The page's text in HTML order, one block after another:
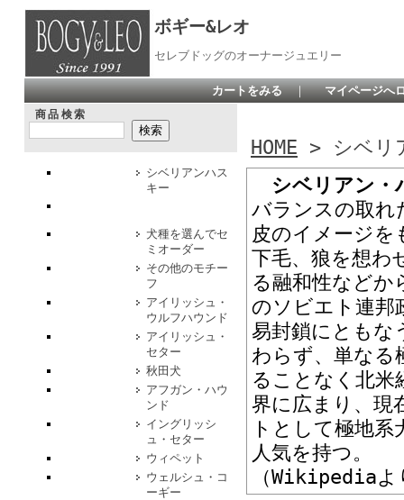
ボギー&レオ
セレブドッグのオーナージュエリー
カートをみる ｜ マイページへ
商品検索
シベリアンハス
キー
犬種を選んでセ
ミオーダー
その他のモチー
フ
アイリッシュ・
ウルフハウンド
アイリッシュ・
セター
秋田犬
アフガン・ハウ
ンド
イングリッシ
ュ・セター
ウィペット
ウェルシュ・コ
ーギー
HOME > シベリ
シベリアン
バランスの取れ
皮のイメージを
下毛、狼を想わ
る融和性などか
のソビエト連邦
易封鎖にともな
わらず、単なる
ることなく北米
界に広まり、現
トとして極地
人気を持つ。
（Wikipediaよ